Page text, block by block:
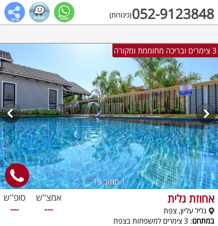
052-9123848(כינורות)
3 צימרים ובריכה מחוממת ומקורה
1מתוך 15
אחוזת גלית
גליל עליון, צפת
במתחם: 3 צימרים למשפחות בצפת
אמצ''ש
---
סופ''ש
---